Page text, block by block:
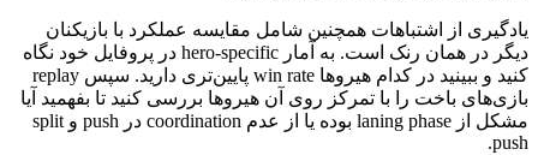
یادگیری از اشتباهات همچنین شامل مقایسه عملکرد با بازیکنان
دیگر در همان رنک است. به آمار hero-specific در پروفایل خود نگاه
کنید و ببینید در کدام هیروها win rate پایین‌تری دارید. سپس replay
بازی‌های باخت را با تمرکز روی آن هیروها بررسی کنید تا بفهمید آیا
مشکل از laning phase بوده یا از عدم coordination در push و split
push.